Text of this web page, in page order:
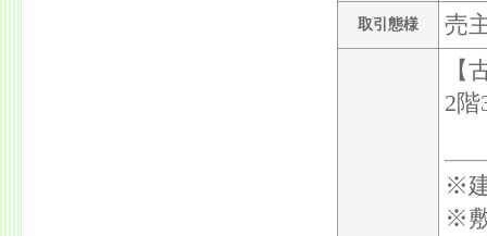
取引態様 売
【
2階
※
※